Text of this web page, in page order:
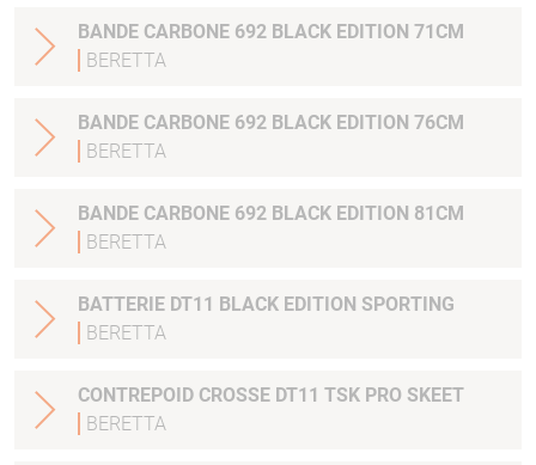
BANDE CARBONE 692 BLACK EDITION 71CM
BERETTA
BANDE CARBONE 692 BLACK EDITION 76CM
BERETTA
BANDE CARBONE 692 BLACK EDITION 81CM
BERETTA
BATTERIE DT11 BLACK EDITION SPORTING
BERETTA
CONTREPOID CROSSE DT11 TSK PRO SKEET
BERETTA